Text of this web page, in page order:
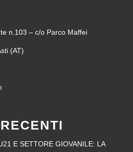
n.103 – c/o Parco Maffei
(AT)
E SETTORE GIOVANILE: LA